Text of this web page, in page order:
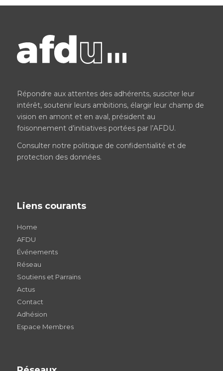
Répondre aux attentes des adhérents, susciter leur
intérêt, soutenir leurs ambitions, élargir leur champ de
vision en amont et en aval, président au
foisonnement d’initiatives portées par l’AFDU.
Consulter notre politique de confidentialité et de
protection des données.
Liens courants
Home
AFDU
Événements
Réseau
Soutiens et Parrains
Actus
Contact
Adhésion
Espace Membres